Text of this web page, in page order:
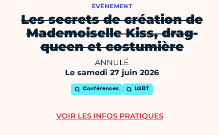
ÉVÈNEMENT
Les secrets de création de
Mademoiselle Kiss, drag-
queen et costumière
ANNULÉ
Le samedi 27 juin 2026
Conférences LGBT
VOIR LES INFOS PRATIQUES